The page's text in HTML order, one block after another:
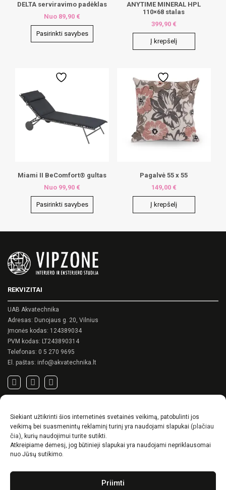
Siekiant užtikrinti šios internetinės svetainės veikimą, patobulinti jos
veikimą bei suasmenintų reklaminį turinį yra naudojami slapukai (plačiau
čia), kurių naudojimui turite sutikti.
Atkreipiame dėmesį, jog būtinieji slapukai yra naudojami nepriklausomai
nuo Jūsų sutikimo.
Priimti
DELTA serviravimo padėklas
Nuo 89,90 €
Pasirinkti savybes
The
options
chosen
ANYTIME MINERAL HPL
110×68 stalas
399,90 €
Į krepšelį
Miami II BeComfort® gultas
Nuo 99,90 €
Pasirinkti savybes
variants.
The
options
be
on
page
Pagalvė 55 x 55
149,00 €
Į krepšelį
REKVIZITAI
UAB Akvatechnika
Adresas: Dunojaus g. 20, Vilnius
Įmonės kodas: 124389034
PVM kodas: LT243890314
Telefonas: 0 5 270 9695
El. paštas: info@akvatechnika.lt
Privatumo politika
Pirkimo sąlygos
Prekių pristatymo / grąžinimo sąlygos
RENSON© -unikalūs eksterjero sprendimai.